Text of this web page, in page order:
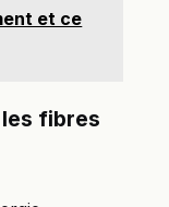
et ce
fibres